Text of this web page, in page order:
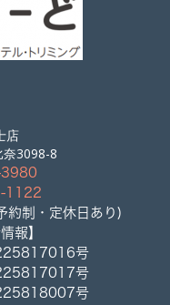
店
奈3098-8
1122
制・定休日あり)
報】
号
号
号